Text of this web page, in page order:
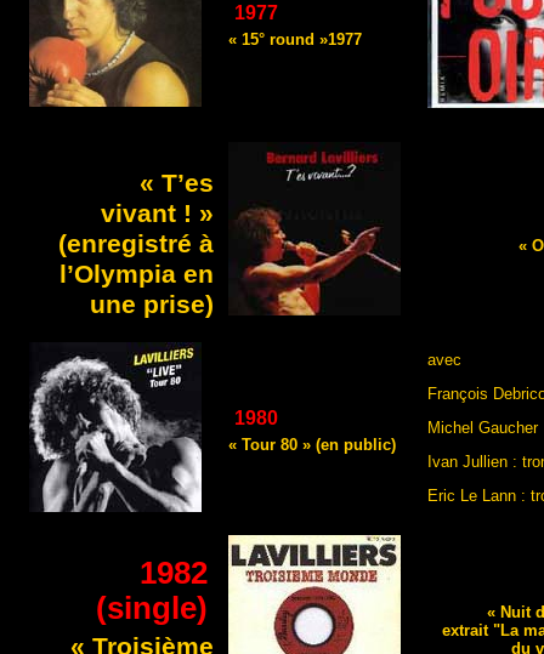
1977
« 15° round »1977
« T’es
vivant ! »
(enregistré à
l’Olympia en
une prise)
«
1980
« Tour 80 » (en public)
avec
François
Michel
Ivan Jullien :
Eric Le Lann :
1982
(single)
« Troisième
« Nuit
extrait "La
du